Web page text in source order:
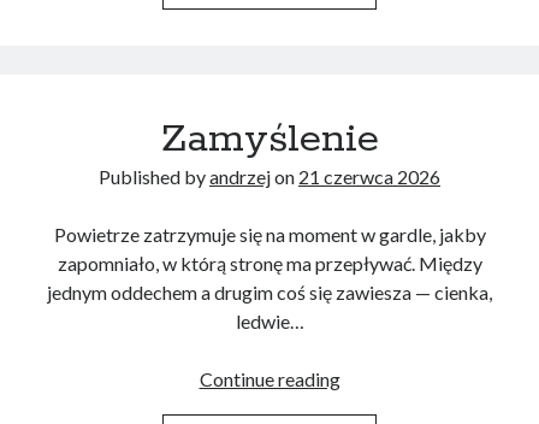
narodzin
Zamyślenie
Published byandrzejon 21 czerwca 2026
Powietrze zatrzymuje się na moment w gardle, jakby
zapomniało, w którą stronę ma przepływać. Między
jednym oddechem a drugim coś się zawiesza — cienka,
ledwie…
Continue readingZamyślenie